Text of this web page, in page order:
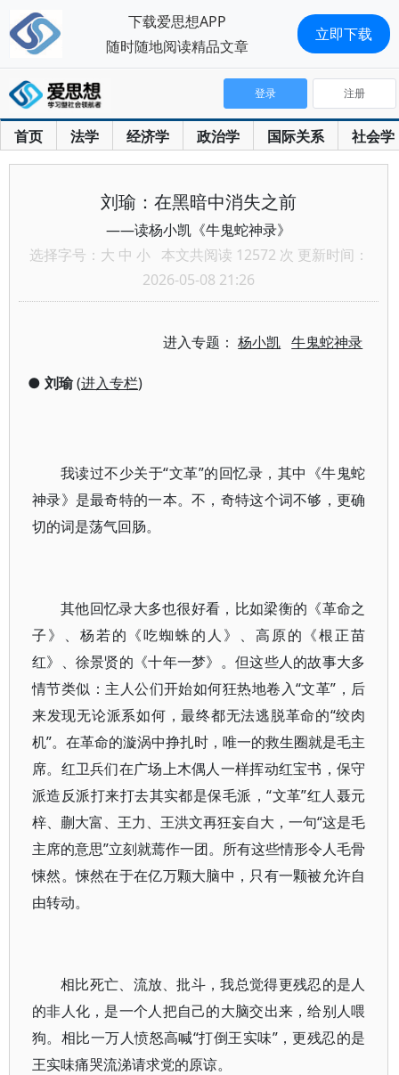
首页 法学 经济学 政治学 国际关系 社会学
登录 注册
刘瑜：在黑暗中消失之前
——读杨小凯《牛鬼蛇神录》
选择字号： 大 中 小 本文共阅读 12572 次 更新时间：
2026-05-08 21:26
进入专题：杨小凯 牛鬼蛇神录
● 刘瑜(进入专栏)
我读过不少关于“文革”的回忆录，其中《牛鬼蛇
神录》是最奇特的一本。不，奇特这个词不够，更确
切的词是荡气回肠。
其他回忆录大多也很好看，比如梁衡的《革命之
子》、杨若的《吃蜘蛛的人》、高原的《根正苗
红》、徐景贤的《十年一梦》。但这些人的故事大多
情节类似：主人公们开始如何狂热地卷入“文革”，后
来发现无论派系如何，最终都无法逃脱革命的“绞肉
机”。在革命的漩涡中挣扎时，唯一的救生圈就是毛主
席。红卫兵们在广场上木偶人一样挥动红宝书，保守
派造反派打来打去其实都是保毛派，“文革”红人聂元
梓、蒯大富、王力、王洪文再狂妄自大，一句“这是毛
主席的意思”立刻就蔫作一团。所有这些情形令人毛骨
悚然。悚然在于在亿万颗大脑中，只有一颗被允许自
由转动。
相比死亡、流放、批斗，我总觉得更残忍的是人
的非人化，是一个人把自己的大脑交出来，给别人喂
狗。相比一万人愤怒高喊“打倒王实味”，更残忍的是
王实味痛哭流涕请求党的原谅。
下载爱思想APP
随时随地阅读精品文章
立即下载